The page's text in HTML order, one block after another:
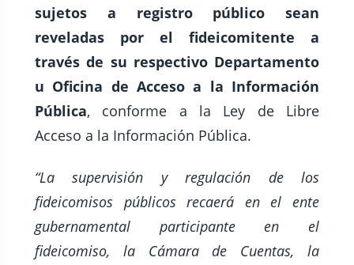
sujetos a registro público sean
reveladas por el fideicomitente a
través de su respectivo Departamento
u Oficina de Acceso a la Información
Pública, conforme a la Ley de Libre
Acceso a la Información Pública.
“La supervisión y regulación de los
fideicomisos públicos recaerá en el ente
gubernamental participante en el
fideicomiso, la Cámara de Cuentas, la